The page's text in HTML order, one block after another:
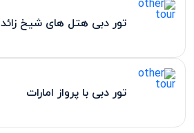
تور دبی هتل های شیخ زائد
تور دبی با پرواز امارات